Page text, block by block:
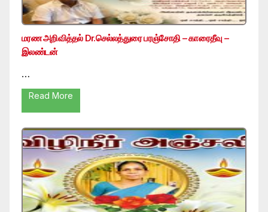
மரண அறிவித்தல் Dr.செல்லத்துரை பரஞ்சோதி – காரைதீவு –
இலண்டன்
…
Read More